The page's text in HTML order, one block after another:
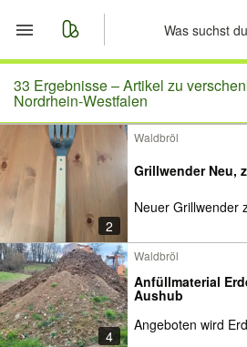
Start
Merkliste
Nachrichten
Anzeige aufgeben
33 Ergebnisse –Artikel zu
Nordrhein-Westfalen
2
Waldbröl
Neuer Grillwender
4
Waldbröl
Anfüllmaterial
Aushub
Angeboten wird